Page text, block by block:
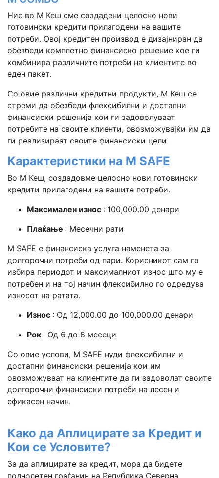
Ние во М Кеш сме создадени целосно нови
готовински кредити прилагодени на вашите
потреби. Овој кредитен производ е дизајниран да
обезбеди комплетно финансиско решение кое ги
комбинира различните потреби на клиентите во
еден пакет.
Со овие различни кредитни продукти, М Кеш се
стреми да обезбеди флексибилни и достапни
финансиски решенија кои ги задоволуваат
потребите на своите клиенти, овозможувајќи им да
ги реализираат своите финансиски цели.
Карактеристики на M SAFE
Во М Кеш, создадовме целосно нови готовински
кредити прилагодени на вашите потреби.
Максимален износ : 100,000.00 денари
Плаќање : Месечни рати
M SAFE е финансиска услуга наменета за
долгорочни потреби од пари. Корисникот сам го
избира периодот и максималниот износ што му е
потребен и на тој начин флексибилно го одредува
износот на ратата.
Износ : Од 12,000.00 до 100,000.00 денари
Рок : Од 6 до 8 месеци
Со овие услови, M SAFE нуди флексибилни и
достапни финансиски решенија кои им
овозможуваат на клиентите да ги задоволат своите
долгорочни финансиски потреби на лесен и
ефикасен начин.
Како да Аплицирате за Кредит и
Кои се Условите?
За да аплицирате за кредит, мора да бидете
полнолетен граѓанин на Република Северна